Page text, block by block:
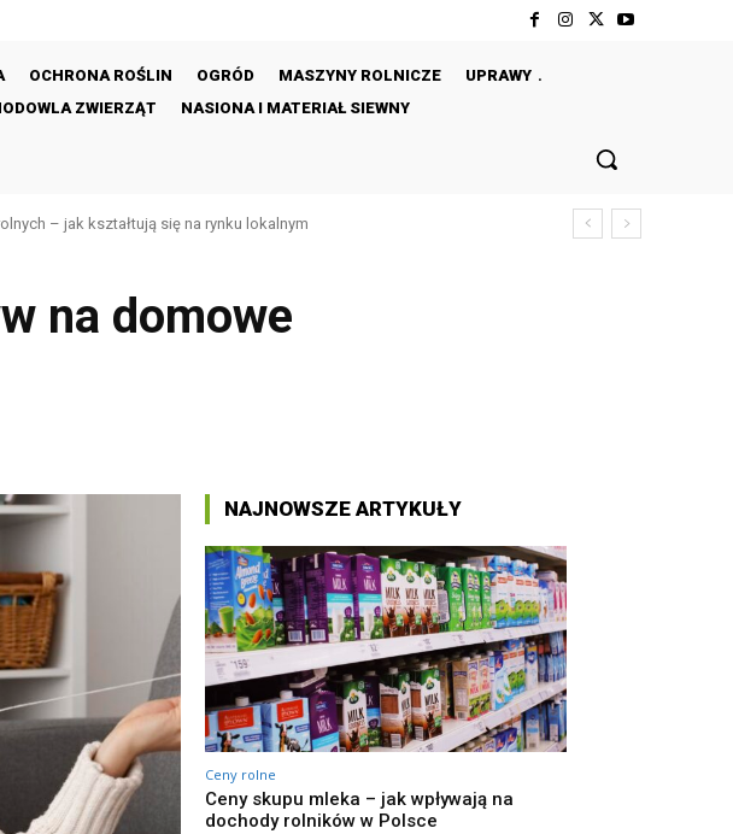
OCHRONA ROŚLIN OGRÓD MASZYNY ROLNICZE
UPRAWY
ZWIERZĄT NASIONA I MATERIAŁ SIEWNY
– jak wpływają na dochody rolników w Polsce
– jak kształtują się na rynku lokalnym
na domowe
NAJNOWSZE ARTYKUŁY
Ceny rolne
Ceny skupu mleka – jak wpływają na
dochody rolników w Polsce